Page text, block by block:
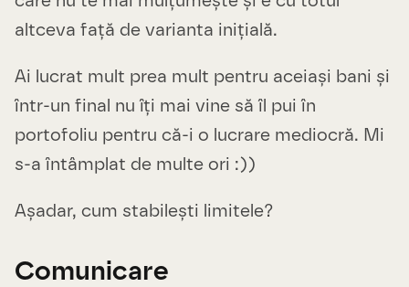
altceva față de varianta inițială.
Ai lucrat mult prea mult pentru aceiași bani și
într-un final nu îți mai vine să îl pui în
portofoliu pentru că-i o lucrare mediocră. Mi
s-a întâmplat de multe ori :))
Așadar, cum stabilești limitele?
Comunicare